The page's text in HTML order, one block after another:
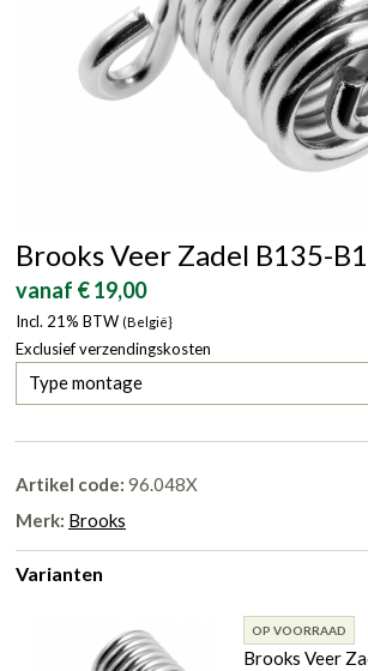
Brooks Veer Zadel B135-
vanaf € 19,00
Incl. 21% BTW (België}
Exclusief verzendingskosten
Type montage
Artikel code: 96.048X
Merk: Brooks
Varianten
OP VOORRAAD
Brooks Veer